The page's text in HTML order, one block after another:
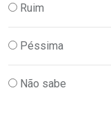
Ruim
Péssima
Não sabe